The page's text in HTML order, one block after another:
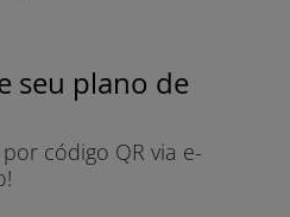
seu plano de
por código QR via e-